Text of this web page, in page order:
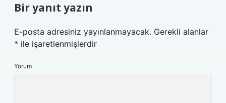
Bir yanıt yazın
E-posta adresiniz yayınlanmayacak. Gerekli alanlar
* ile işaretlenmişlerdir
Yorum